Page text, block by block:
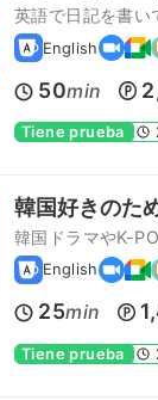
英語で日記を書い
English
50min
Tiene prueba
韓国好きのた
韓国ドラマやK-
English
25min
Tiene prueba